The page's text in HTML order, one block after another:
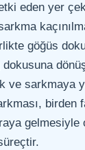
eden yer
göğüs
dokusuna
ve sarkmaya
birden
gelmesiyle